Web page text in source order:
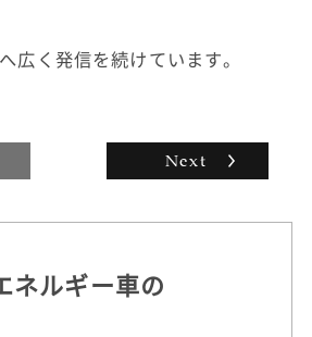
表れ、インセンティブとして
れていく手応えは大きいで
広く発信を続けています。
ネルギー車の
追求
ビスの革新
・プレジャー
Next